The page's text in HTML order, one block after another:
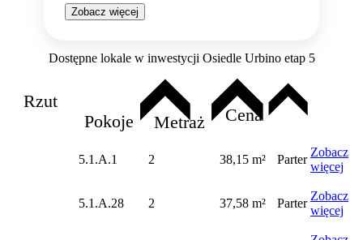
Zobacz więcej
Dostępne lokale w inwestycji Osiedle Urbino etap 5
Rzut
Pokoje
Metraż Cena
5.1.A.1 2 38,15 m² Parter
Zobacz
więcej
5.1.A.28 2 37,58 m² Parter
Zobacz
więcej